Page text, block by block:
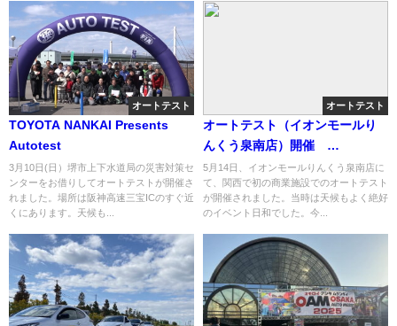
オートテスト
TOYOTA NANKAI Presents
Autotest
3月10日(日）堺市上下水道局の災害対策セ
ンターをお借りしてオートテストが開催さ
れました。場所は阪神高速三宝ICのすぐ近
くにあります。天候も...
オートテスト
オートテスト（イオンモールり
んくう泉南店）開催
2017.05.14
5月14日、イオンモールりんくう泉南店に
て、関西で初の商業施設でのオートテスト
が開催されました。当時は天候もよく絶好
のイベント日和でした。今...